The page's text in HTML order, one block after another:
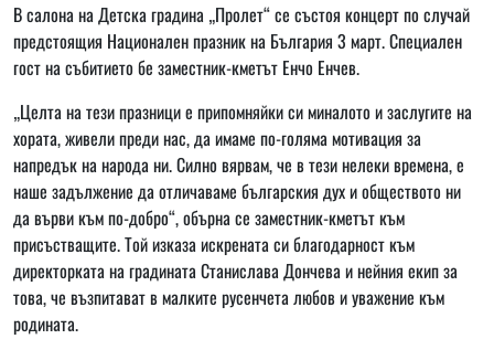
В салона на Детска градина „Пролет“ се състоя концерт по случай
предстоящия Национален празник на България 3 март. Специален
гост на събитието бе заместник-кметът Енчо Енчев.
„Целта на тези празници е припомняйки си миналото и заслугите на
хората, живели преди нас, да имаме по-голяма мотивация за
напредък на народа ни. Силно вярвам, че в тези нелеки времена, е
наше задължение да отличаваме българския дух и обществото ни
да върви към по-добро“, обърна се заместник-кметът към
присъстващите. Той изказа искрената си благодарност към
директорката на градината Станислава Дончева и нейния екип за
това, че възпитават в малките русенчета любов и уважение към
родината.